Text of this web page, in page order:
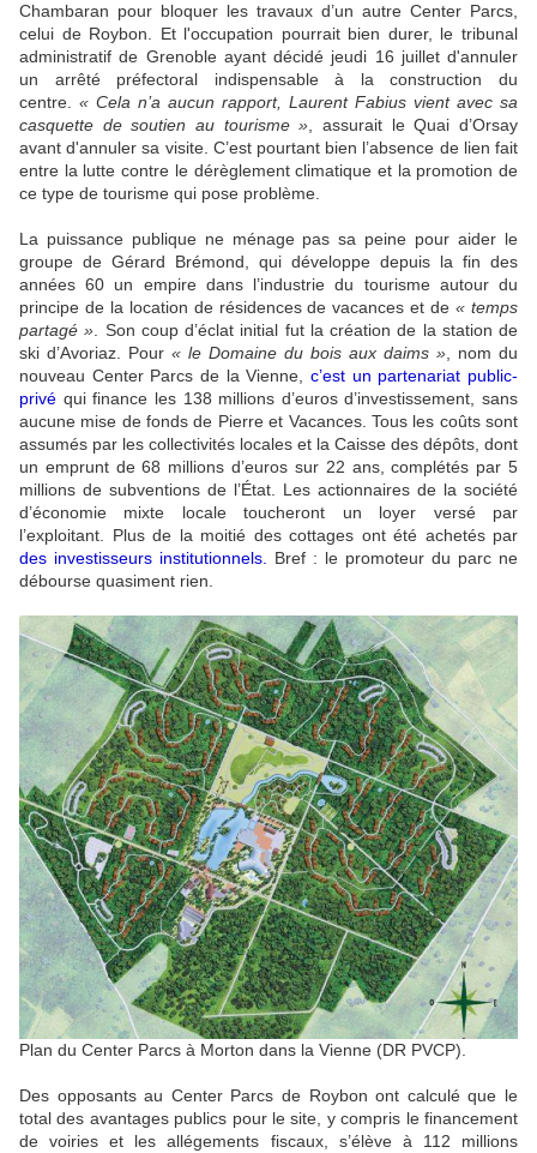
Chambaran pour bloquer les travaux d’un autre Center Parcs,
celui de Roybon. Et l'occupation pourrait bien durer, le tribunal
administratif de Grenoble ayant décidé jeudi 16 juillet d'annuler
un arrêté préfectoral indispensable à la construction du
centre. « Cela n’a aucun rapport, Laurent Fabius vient avec sa
casquette de soutien au tourisme », assurait le Quai d’Orsay
avant d'annuler sa visite. C’est pourtant bien l’absence de lien fait
entre la lutte contre le dérèglement climatique et la promotion de
ce type de tourisme qui pose problème.
La puissance publique ne ménage pas sa peine pour aider le
groupe de Gérard Brémond, qui développe depuis la fin des
années 60 un empire dans l’industrie du tourisme autour du
principe de la location de résidences de vacances et de« temps
partagé ». Son coup d’éclat initial fut la création de la station de
ski d’Avoriaz. Pour « le Domaine du bois aux daims », nom du
nouveau Center Parcs de la Vienne, c’est un partenariat public-
privé qui finance les 138 millions d’euros d’investissement, sans
aucune mise de fonds de Pierre et Vacances. Tous les coûts sont
assumés par les collectivités locales et la Caisse des dépôts, dont
un emprunt de 68 millions d’euros sur 22 ans, complétés par 5
millions de subventions de l’État. Les actionnaires de la société
d’économie mixte locale toucheront un loyer versé par
l’exploitant. Plus de la moitié des cottages ont été achetés par
des investisseurs institutionnels. Bref : le promoteur du parc ne
débourse quasiment rien.
Plan du Center Parcs à Morton dans la Vienne (DR PVCP).
Des opposants au Center Parcs de Roybon ont calculé que le
total des avantages publics pour le site, y compris le financement
de voiries et les allégements fiscaux, s’élève à 112 millions